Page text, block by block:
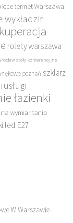
termet Warszawa
wykładzin
rolety warszawa
stoły konferencyjne
poznań szklarz
usługi
łazienki
na wymiar tanio
led E27
W Warszawie